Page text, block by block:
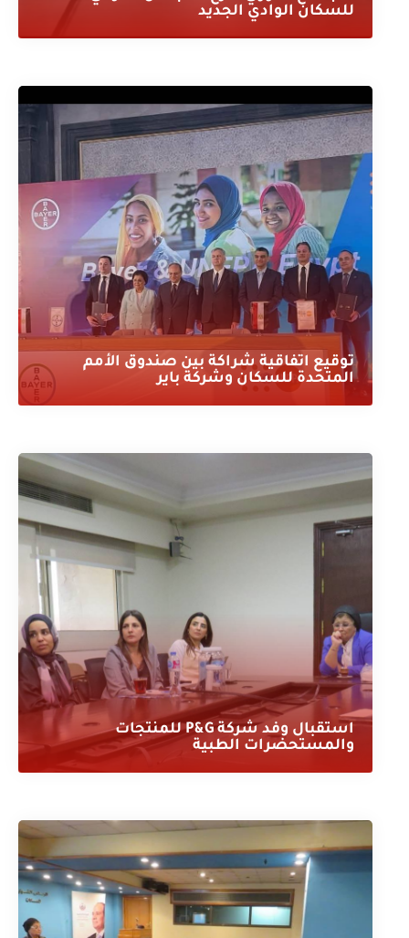
للسكان الوادي الجديد
توقيع اتفاقية شراكة بين صندوق الأمم
المتحدة للسكان وشركة باير
استقبال وفد شركة P&G للمنتجات
والمستحضرات الطبية